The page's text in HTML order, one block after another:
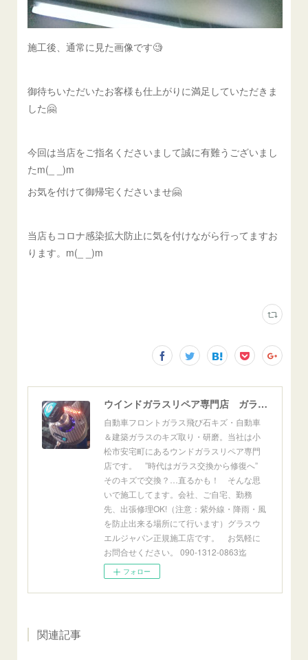
施工後、通常に見た画像です🧐
御待ちいただいたお客様も仕上がりに満足していただきま
した🤗
今回は当店をご指名くださいまして誠に有難うございまし
たm(_ _)m
お気を付けて御帰宅くださいませ🤗
当店もコロナ感染拡大防止に気を付けながら行ってますお
ります。m(_ _)m
ウインドガラスリペア専門店 ガラスリペア・ヨシダ グラスウェルドジャパン 正規施工店 小松市
自動車フロントガラス飛び石キズ・自動車
＆建築ガラスのキズ取り・研磨。当社は小
松市安宅町にあるウンドガラスリペア専門
店です。 ”時代はガラス交換から修復へ”
そのキズで交換？…直るかも！ そんな思
いで施工してます。会社、ご自宅、勤務
先、出張修理OK!（注意：紫外線・降雨・風
を防止出来る場所にて行います）グラスウ
エルジャパン正規施工店です。 お気軽に
お問合せください。 090-1312-0863迄
フォロー
関連記事